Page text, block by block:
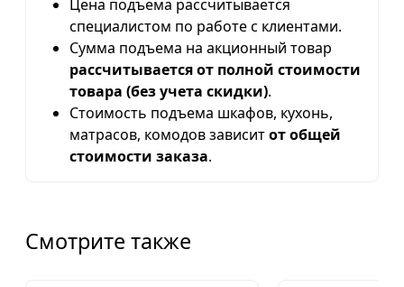
Цена подъема рассчитывается
специалистом по работе с клиентами.
Сумма подъема на акционный товар
рассчитывается от полной стоимости
товара (без учета скидки).
Стоимость подъема шкафов, кухонь,
матрасов, комодов зависитот общей
стоимости заказа.
Смотрите также